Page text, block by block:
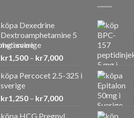
köpa Dexedrine
Dextroamphetamine 5
mg i sverige
kr1,500 – kr7,000Prisintervall:
till
köpa Percocet 2.5-325 i
sverige
kr1,250 – kr7,000Prisintervall:
köpa HCG Pregnyl